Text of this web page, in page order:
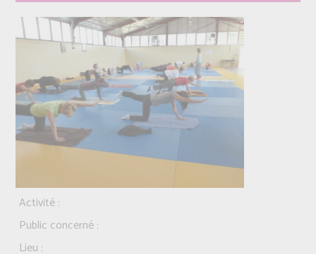
Activité :
Public concerné :
Lieu :